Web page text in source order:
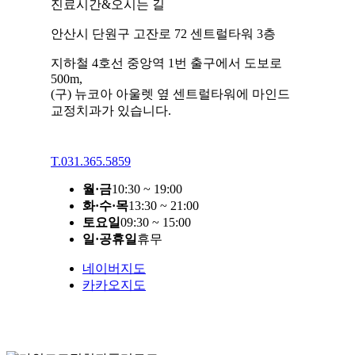
진료시간&오시는 길
안산시 단원구 고잔로 72 센트럴타워 3층
지하철 4호선 중앙역 1번 출구에서 도보로
500m,
(구) 뉴코아 아울렛 옆 센트럴타워에 마인드
교정치과가 있습니다.
T.031.365.5859
월·금10:30 ~ 19:00
화·수·목13:30 ~ 21:00
토요일09:30 ~ 15:00
일·공휴일 휴무
네이버지도
카카오지도